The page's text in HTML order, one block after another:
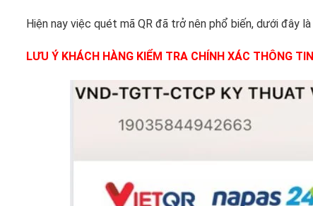
Hiện nay việc quét mã QR đã trở nên phổ biến, dưới đây
LƯU Ý KHÁCH HÀNG KIỂM TRA CHÍNH XÁC THÔNG